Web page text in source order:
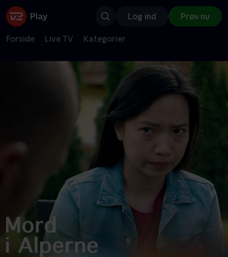
Log ind Prøv nu
Forside Live TV Kategorier